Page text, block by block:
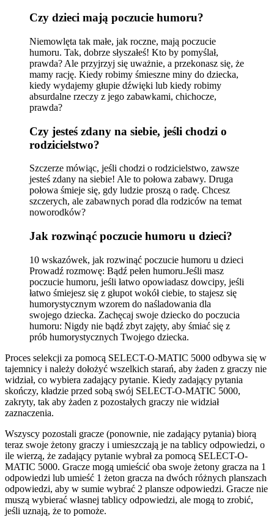
Czy dzieci mają poczucie humoru?
Niemowlęta tak małe, jak roczne, mają poczucie
humoru. Tak, dobrze słyszałeś! Kto by pomyślał,
prawda? Ale przyjrzyj się uważnie, a przekonasz się, że
mamy rację. Kiedy robimy śmieszne miny do dziecka,
kiedy wydajemy głupie dźwięki lub kiedy robimy
absurdalne rzeczy z jego zabawkami, chichocze,
prawda?
Czy jesteś zdany na siebie, jeśli chodzi o
rodzicielstwo?
Szczerze mówiąc, jeśli chodzi o rodzicielstwo, zawsze
jesteś zdany na siebie! Ale to połowa zabawy. Druga
połowa śmieje się, gdy ludzie proszą o radę. Chcesz
szczerych, ale zabawnych porad dla rodziców na temat
noworodków?
Jak rozwinąć poczucie humoru u dzieci?
10 wskazówek, jak rozwinąć poczucie humoru u dzieci
Prowadź rozmowę: Bądź pełen humoru.Jeśli masz
poczucie humoru, jeśli łatwo opowiadasz dowcipy, jeśli
łatwo śmiejesz się z głupot wokół ciebie, to stajesz się
humorystycznym wzorem do naśladowania dla
swojego dziecka. Zachęcaj swoje dziecko do poczucia
humoru: Nigdy nie bądź zbyt zajęty, aby śmiać się z
prób humorystycznych Twojego dziecka.
Proces selekcji za pomocą SELECT-O-MATIC 5000 odbywa się w
tajemnicy i należy dołożyć wszelkich starań, aby żaden z graczy nie
widział, co wybiera zadający pytanie. Kiedy zadający pytania
skończy, kładzie przed sobą swój SELECT-O-MATIC 5000,
zakryty, tak aby żaden z pozostałych graczy nie widział
zaznaczenia.
Wszyscy pozostali gracze (ponownie, nie zadający pytania) biorą
teraz swoje żetony graczy i umieszczają je na tablicy odpowiedzi, o
ile wierzą, że zadający pytanie wybrał za pomocą SELECT-O-
MATIC 5000. Gracze mogą umieścić oba swoje żetony gracza na 1
odpowiedzi lub umieść 1 żeton gracza na dwóch różnych planszach
odpowiedzi, aby w sumie wybrać 2 plansze odpowiedzi. Gracze nie
muszą wybierać własnej tablicy odpowiedzi, ale mogą to zrobić,
jeśli uznają, że to pomoże.